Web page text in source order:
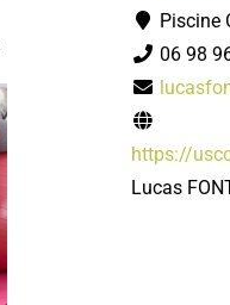
Piscine
06 98
https://
Lucas